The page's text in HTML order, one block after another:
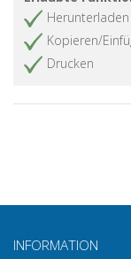
Herunterladen
Kopieren/
Drucken
INFORMATION